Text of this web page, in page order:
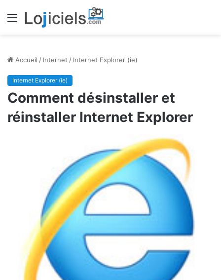
Menu
Accueil / Internet / Internet Explorer (ie)
Internet Explorer (ie)
Comment désinstaller et
réinstaller Internet Explorer